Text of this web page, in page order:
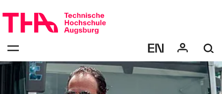
überspringen
zur
Navigation
"THA_funkenwerk
–
Institut
bestätigen
Öffnen
des
Menüs